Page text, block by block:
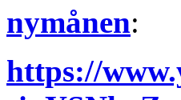
nymånen:
https://